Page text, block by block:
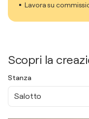
Lavora su
Scopri la
Stanza
Salotto